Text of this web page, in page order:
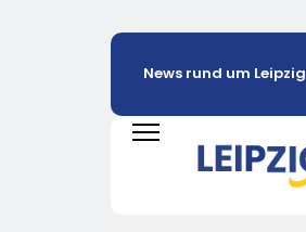
News rund um Leipzig